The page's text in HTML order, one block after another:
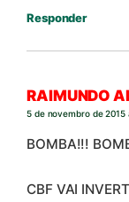
Responder
RAIMUNDO
5 de novembro de 2015
BOMBA!!!
CBF VAI